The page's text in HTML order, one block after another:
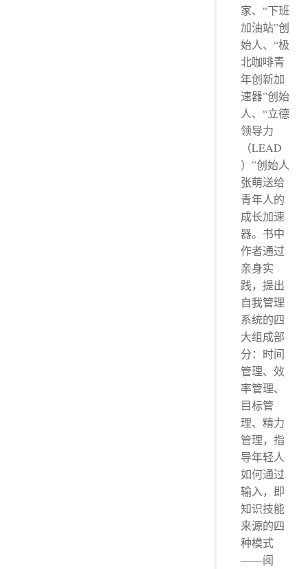
家、“下班
加油站”创
始人、“极
北咖啡青
年创新加
速器”创始
人、“立德
领导力
（LEAD
）”创始人
张萌送给
青年人的
成长加速
器。书中
作者通过
亲身实
践，提出
自我管理
系统的四
大组成部
分：时间
管理、效
率管理、
目标管
理、精力
管理，指
导年轻人
如何通过
输入，即
知识技能
来源的四
种模式
——阅